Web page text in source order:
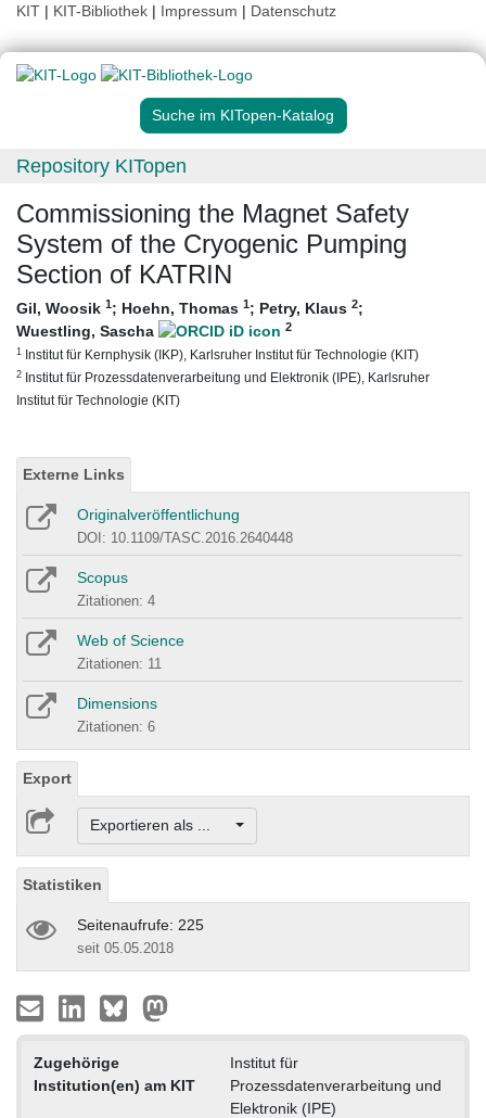
KIT | KIT-Bibliothek | Impressum | Datenschutz
Suche im KITopen-Katalog
Repository KITopen
Commissioning the Magnet Safety
System of the Cryogenic Pumping
Section of KATRIN
Gil, Woosik 1; Hoehn, Thomas 1; Petry, Klaus 2;
Wuestling, Sascha
2
1 Institut für Kernphysik (IKP), Karlsruher Institut für Technologie (KIT)
2 Institut für Prozessdatenverarbeitung und Elektronik (IPE), Karlsruher
Institut für Technologie (KIT)
Externe Links
Originalveröffentlichung
DOI: 10.1109/TASC.2016.2640448
Scopus
Zitationen: 4
Web of Science
Zitationen: 11
Dimensions
Zitationen: 6
Export
Exportieren als ...
Statistiken
Seitenaufrufe: 225
seit 05.05.2018
Zugehörige
Institution(en) am KIT
Institut für
Prozessdatenverarbeitung und
Elektronik (IPE)